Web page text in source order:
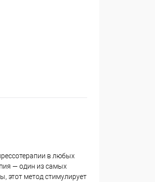
в любых
— один из самых
этот метод стимулирует